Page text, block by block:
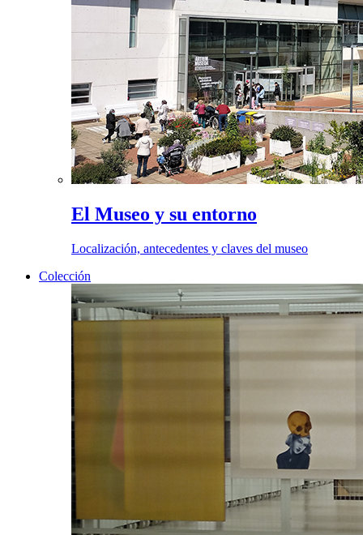
El Museo y su entorno
Localización, antecedentes y claves del museo
Colección